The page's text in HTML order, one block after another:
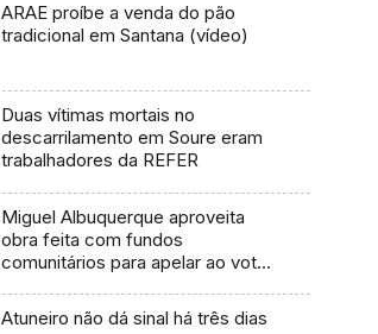
ARAE proíbe a venda do pão
tradicional em Santana (vídeo)
Duas vítimas mortais no
descarrilamento em Soure eram
trabalhadores da REFER
Miguel Albuquerque aproveita
obra feita com fundos
comunitários para apelar ao voto
Atuneiro não dá sinal há três dias